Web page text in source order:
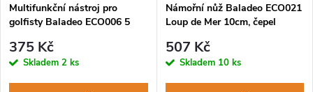
Multifunkční nástroj pro
golfisty Baladeo ECO006 5
rukojeť ABS
375 Kč
Skladem 2 ks
Námořní nůž Baladeo ECO021
Loup de Mer 10cm, čepel
pogumovaná nerezová ocel
507 Kč
Skladem 10 ks